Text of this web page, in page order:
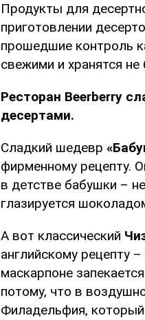
Продукты для
приготовлении
прошедшие контроль
свежими и хранятся не
Ресторан Beerberry
десертами.
Сладкий шедевр
фирменному рецепту.
в детстве бабушки –
глазируется
А вот классический
английскому рецепту
маскарпоне
потому, что в
Филадельфия, который